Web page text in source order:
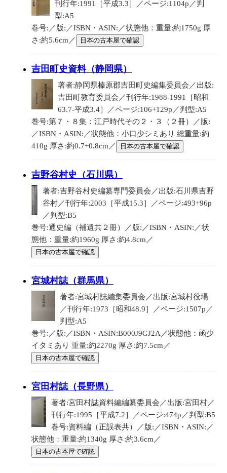
刊行年:1991［平成3.3］／ページ:1104p／判
型:A5
巻号:／版:／ISBN・ASIN:／状態他：重量:約1750g 厚
さ:約5.6cm／
日本の古本屋で確認
吉田町史資料（静岡県）
著者:静岡県榛原郡吉田町史編集委員会／出版:
吉田町教育委員会／刊行年:1988-1991［昭和
63.7-平成3.4］／ページ:106+129p／判型:A5
巻号:第７・８集：江戸時代その２・３（２冊）／版:
／ISBN・ASIN:／状態他：小口少シミあり 総重量:約
410g 厚さ:約0.7+0.8cm／
日本の古本屋で確認
吉野谷村史（石川県）
著者:吉野谷村史編纂専門委員会／出版:石川県吉野
谷村／刊行年:2003［平成15.3］／ページ:493+96p
／判型:B5
巻号:通史編（補遺共２冊）／版:／ISBN・ASIN:／状
態他：重量:約1960g 厚さ:約4.8cm／
日本の古本屋で確認
宮城村誌（群馬県）
著者:宮城村誌編集委員会／出版:宮城村役場
／刊行年:1973［昭和48.9］／ページ:1507p／
判型:A5
巻号:／版:／ISBN・ASIN:B000J9GJ2A／状態他：函少
イタミあり 重量:約2270g 厚さ:約7.5cm／
日本の古本屋で確認
宮田村誌（長野県）
著者:宮田村誌資料編編纂委員会／出版:宮田村／
刊行年:1995［平成7.2］／ページ:474p／判型:B5
巻号:資料編（正誤表共）／版:／ISBN・ASIN:／
状態他：重量:約1340g 厚さ:約3.6cm／
日本の古本屋で確認